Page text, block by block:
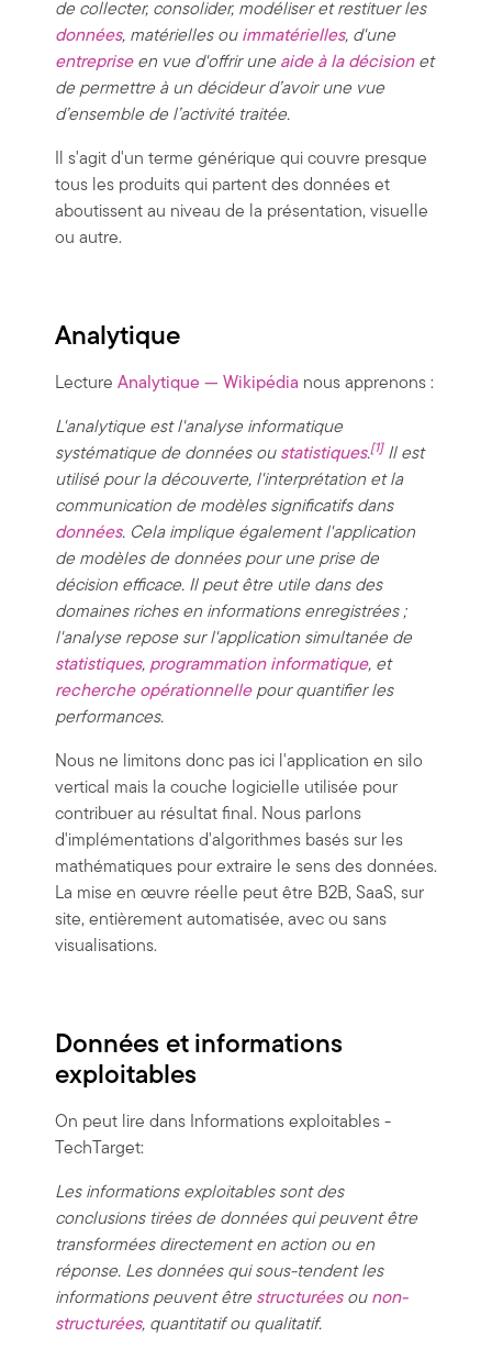
de collecter, consolider, modéliser et restituer les
données, matérielles ou immatérielles, d'une
entrepriseen vue d'offrir une aide à la décisionet
de permettre à un décideur d’avoir une vue
d’ensemble de l’activité traitée.
Il s'agit d'un terme générique qui couvre presque
tous les produits qui partent des données et
aboutissent au niveau de la présentation, visuelle
ou autre.
Analytique
Lecture Analytique — Wikipédia nous apprenons :
L'analytique est l'analyse informatique
systématique de données ou statistiques.[1] Il est
utilisé pour la découverte, l'interprétation et la
communication de modèles significatifs dans
données. Cela implique également l'application
de modèles de données pour une prise de
décision efficace. Il peut être utile dans des
domaines riches en informations enregistrées ;
l'analyse repose sur l'application simultanée de
statistiques, programmation informatique, et
recherche opérationnellepour quantifier les
performances.
Nous ne limitons donc pas ici l'application en silo
vertical mais la couche logicielle utilisée pour
contribuer au résultat final. Nous parlons
d'implémentations d'algorithmes basés sur les
mathématiques pour extraire le sens des données.
La mise en œuvre réelle peut être B2B, SaaS, sur
site, entièrement automatisée, avec ou sans
visualisations.
Données et informations
exploitables
On peut lire dans Informations exploitables -
TechTarget:
Les informations exploitables sont des
conclusions tirées de données qui peuvent être
transformées directement en action ou en
réponse. Les données qui sous-tendent les
informations peuvent être structuréesou non-
structurées, quantitatif ou qualitatif.